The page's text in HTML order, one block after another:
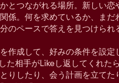
とつながれる場所。新しい
係。何を求めているか、まだ
のペースで答えを見つけられ
作成して、好みの条件を設
た相手がLikeし返してくれた
りしたり、会う計画を立て